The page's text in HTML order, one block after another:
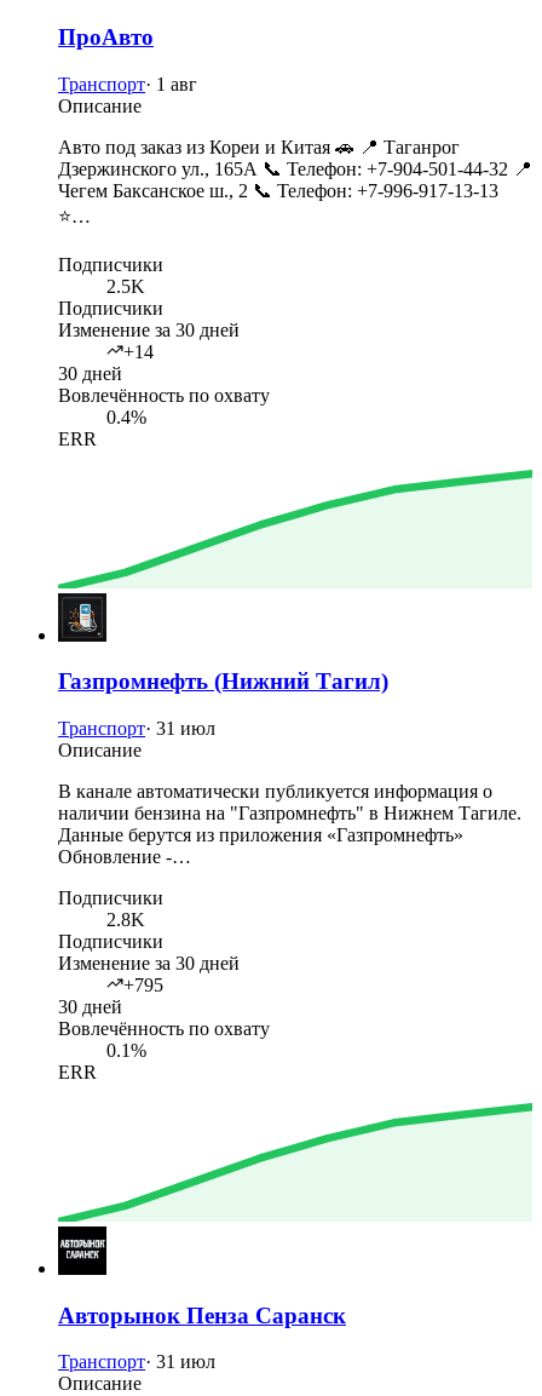
ПроАвто
Транспорт· 1 авг
Описание
Авто под заказ из Кореи и Китая 🚗 📍 Таганрог
Дзержинского ул., 165А 📞 Телефон: +7-904-501-44-32 📍
Чегем Баксанское ш., 2 📞 Телефон: +7-996-917-13-13
⭐…
Подписчики
2.5K
Подписчики
Изменение за 30 дней
+14
30 дней
Вовлечённость по охвату
0.4%
ERR
Газпромнефть (Нижний Тагил)
Транспорт· 31 июл
Описание
В канале автоматически публикуется информация о
наличии бензина на "Газпромнефть" в Нижнем Тагиле.
Данные берутся из приложения «Газпромнефть»
Обновление -…
Подписчики
2.8K
Подписчики
Изменение за 30 дней
+795
30 дней
Вовлечённость по охвату
0.1%
ERR
Авторынок Пенза Саранск
Транспорт· 31 июл
Описание